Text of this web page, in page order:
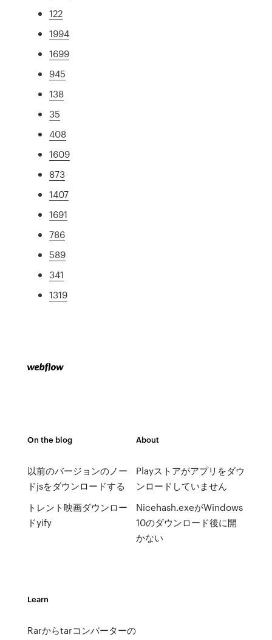
122
1994
1699
945
138
35
408
1609
873
1407
1691
786
589
341
1319
On the blog
以前のバージョンのノー
ドjsをダウンロードする
トレント映画ダウンロー
ドyify
About
Playストアがアプリをダウ
ンロードしていません
Nicehash.exeがWindows
10のダウンロード後に開
かない
Learn
Rarからtarコンバーターの